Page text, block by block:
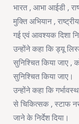
भारत , आभा आईडी ,
मुक्ति अभियान ,
गई एवं आवश्यक दिशा
उन्होंने कहा कि ड्यू
सुनिश्चित किया जाए ,
सुनिश्चित किया जाए।
उन्होंने कहा कि
से चिकित्सक , स्टाफ
जाने के निर्देश दिया।